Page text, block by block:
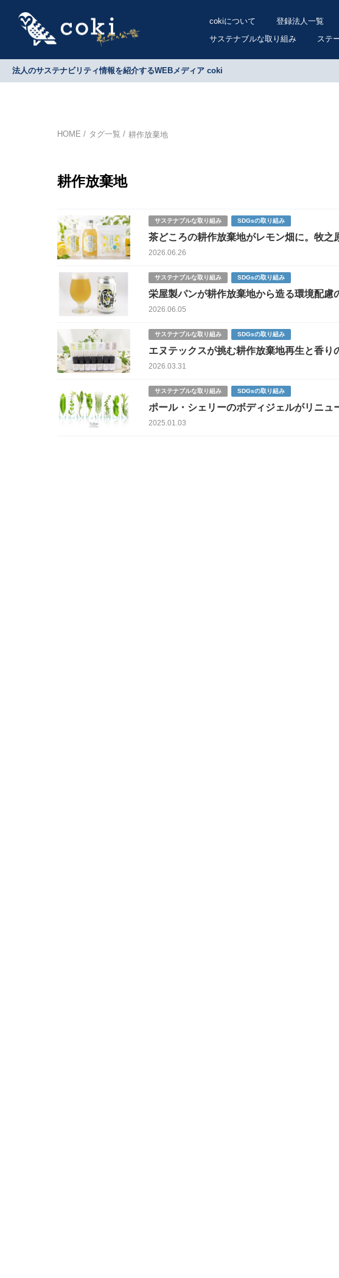
cokiについて 登録法人一覧
サステナブルな取り組み
ステ
法人のサステナビリティ情報を紹介するWEBメディア coki
HOME タグ一覧 耕作放棄地
耕作放棄地
サステナブルな取り組み SDGsの取り組み
茶どころの耕作放棄地がレモン畑に。牧
ンを加工品化
2026.06.26
サステナブルな取り組み SDGsの取り組み
栄屋製パンが耕作放棄地から造る環境配慮
2026.06.05
サステナブルな取り組み SDGsの取り組み
エヌテックスが挑む耕作放棄地再生と香り
2026.03.31
サステナブルな取り組み SDGsの取り組み
ポール・シェリーのボディジェルがリニュ
2025.01.03